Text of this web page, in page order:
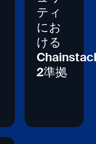
ティ
にお
ける
2準拠